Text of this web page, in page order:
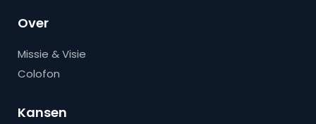
Over
Missie & Visie
Colofon
Kansen